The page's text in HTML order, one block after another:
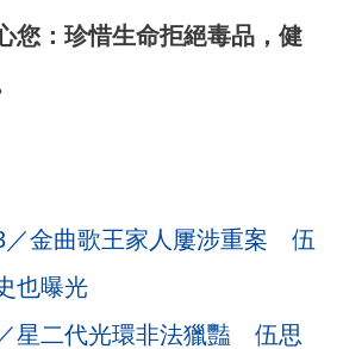
您：珍惜生命拒絕毒品，健
／金曲歌王家人屢涉重案 伍
也曝光
星二代光環非法獵豔 伍思